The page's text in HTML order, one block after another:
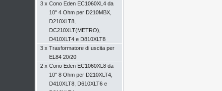
3 x Cono Eden EC1060XL4 da
10" 4 Ohm per D210MBX,
D210XLT8,
DC210XLT(METRO),
D410XLT4 e D810XLT8
3 x Trasformatore di uscita per
EL84 20/20
2 x Cono Eden EC1060XL8 da
10" 8 Ohm per D210XLT4,
D410XLT8, D610XLT6 e